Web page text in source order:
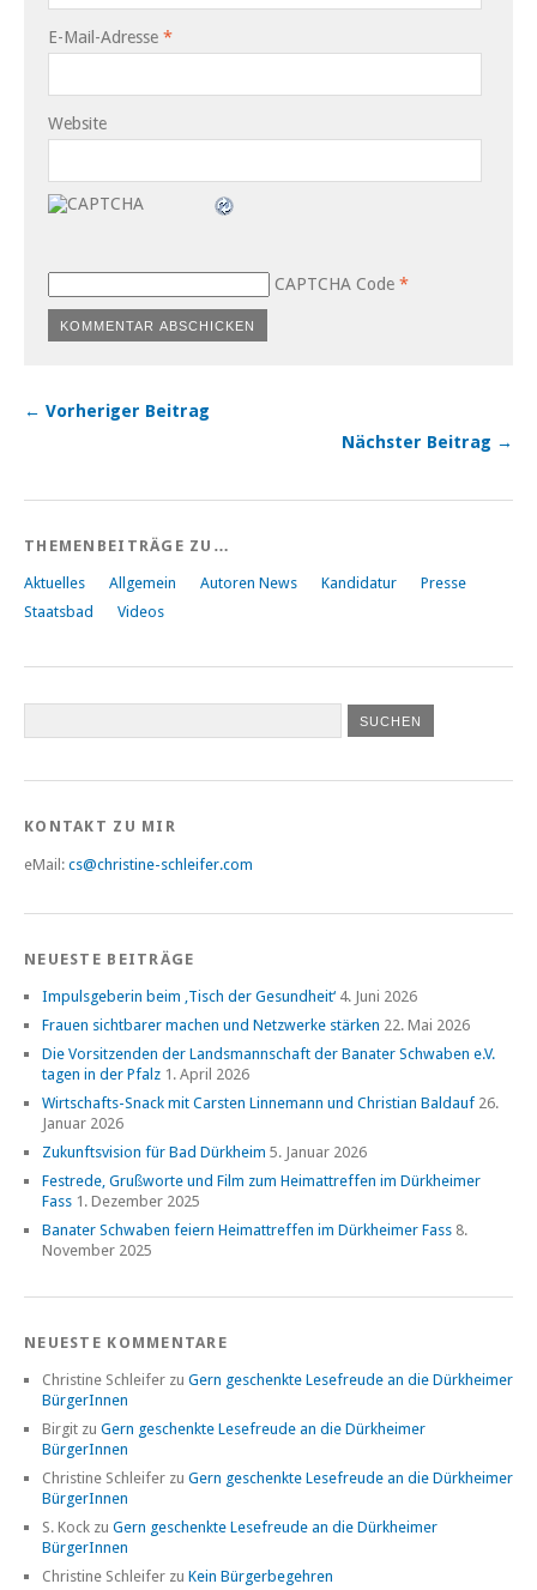
E-Mail-Adresse *
Website
CAPTCHA Code *
← Vorheriger Beitrag
Nächster Beitrag →
THEMENBEITRÄGE ZU…
Aktuelles Allgemein Autoren News Kandidatur
Presse
Staatsbad
Videos
KONTAKT ZU MIR
eMail: cs@christine-schleifer.com
NEUESTE BEITRÄGE
Impulsgeberin beim ‚Tisch der Gesundheit‘ 4. Juni 2026
Frauen sichtbarer machen und Netzwerke stärken 22. Mai 2026
Die Vorsitzenden der Landsmannschaft der Banater Schwaben e.V.
tagen in der Pfalz 1. April 2026
Wirtschafts-Snack mit Carsten Linnemann und Christian Baldauf 26.
Januar 2026
Zukunftsvision für Bad Dürkheim 5. Januar 2026
Festrede, Grußworte und Film zum Heimattreffen im Dürkheimer
Fass 1. Dezember 2025
Banater Schwaben feiern Heimattreffen im Dürkheimer Fass 8.
November 2025
NEUESTE KOMMENTARE
Christine Schleifer zu Gern geschenkte Lesefreude an die Dürkheimer
BürgerInnen
Birgit zu Gern geschenkte Lesefreude an die Dürkheimer
BürgerInnen
Christine Schleifer zu Gern geschenkte Lesefreude an die Dürkheimer
BürgerInnen
S. Kock zu Gern geschenkte Lesefreude an die Dürkheimer
BürgerInnen
Christine Schleifer zu Kein Bürgerbegehren